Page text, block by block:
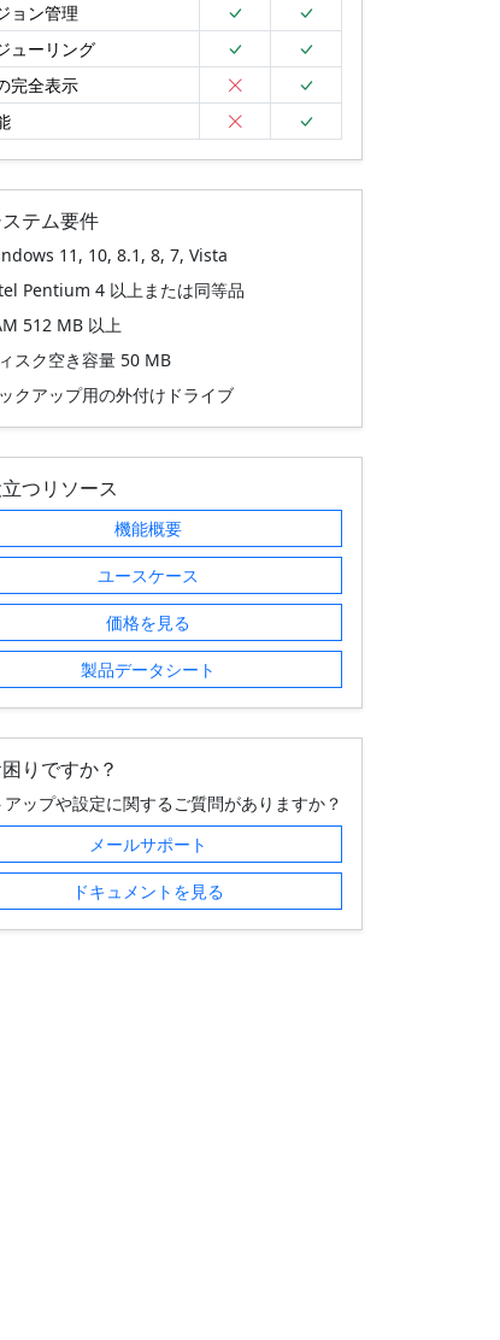
ョン管理
ューリング
完全表示
テム要件
11, 10, 8.1, 8, 7, Vista
Pentium 4 以上または同等品
512 MB 以上
スク空き容量 50 MB
クアップ用の外付けドライブ
つリソース
機能概要
ユースケース
価格を見る
製品データシート
りですか？
アップや設定に関するご質問がありますか？
メールサポート
ドキュメントを見る